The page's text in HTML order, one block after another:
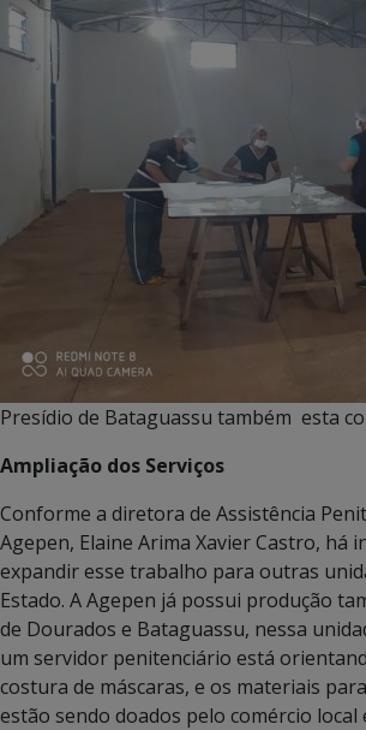
Presídio de Bataguassu também esta
Ampliação dos Serviços
Conforme a diretora de Assistência
Agepen, Elaine Arima Xavier Castro, há
expandir esse trabalho para outras
Estado. A Agepen já possui produção
de Dourados e Bataguassu, nessa
um servidor penitenciário está
costura de máscaras, e os materiais
estão sendo doados pelo comércio local